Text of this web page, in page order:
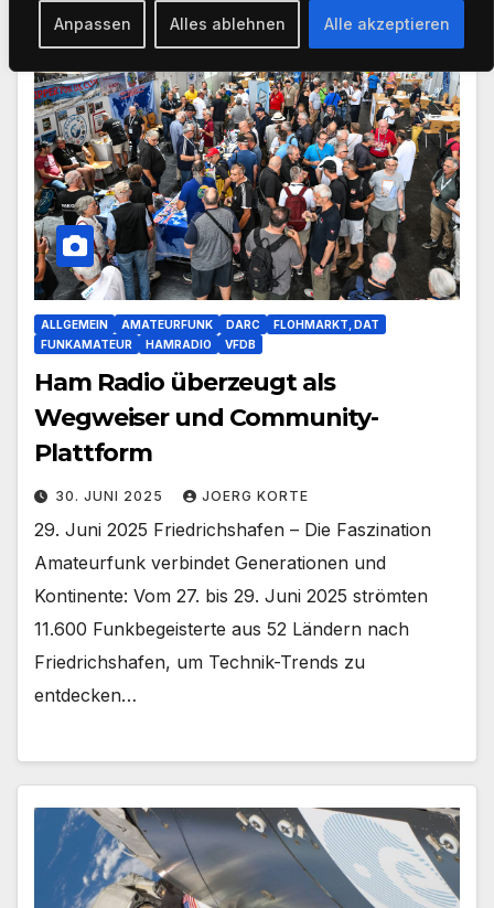
Anpassen Alles ablehnen Alle akzeptieren
ALLGEMEIN AMATEURFUNK DARC
FLOHMARKT, DAT
FUNKAMATEUR
HAMRADIO VFDB
Ham Radio überzeugt als
Wegweiser und Community-
Plattform
30. JUNI 2025 JOERG KORTE
29. Juni 2025 Friedrichshafen – Die Faszination
Amateurfunk verbindet Generationen und
Kontinente: Vom 27. bis 29. Juni 2025 strömten
11.600 Funkbegeisterte aus 52 Ländern nach
Friedrichshafen, um Technik-Trends zu
entdecken…